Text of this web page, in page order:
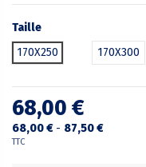
Taille
170X250
170X300
68,00 €
68,00 € - 87,50 €
TTC